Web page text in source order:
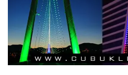
Turkish